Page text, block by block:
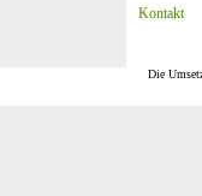
Kontakt
Die